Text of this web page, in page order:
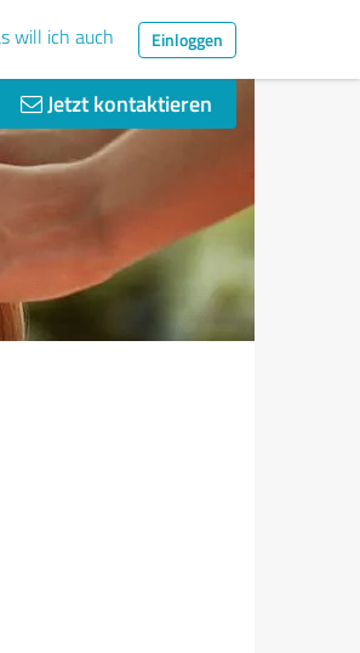
will ich auch Einloggen
Jetzt kontaktieren